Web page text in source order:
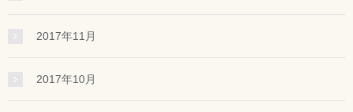
2017年11月
2017年10月